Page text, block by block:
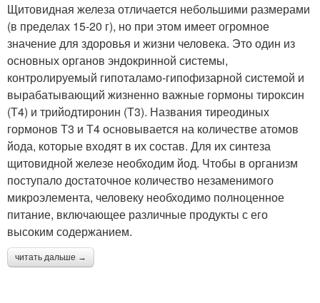
Щитовидная железа отличается небольшими размерами
(в пределах 15-20 г), но при этом имеет огромное
значение для здоровья и жизни человека. Это один из
основных органов эндокринной системы,
контролируемый гипоталамо-гипофизарной системой и
вырабатывающий жизненно важные гормоны тироксин
(Т4) и трийодтиронин (Т3). Названия тиреодиных
гормонов Т3 и Т4 основывается на количестве атомов
йода, которые входят в их состав. Для их синтеза
щитовидной железе необходим йод. Чтобы в организм
поступало достаточное количество незаменимого
микроэлемента, человеку необходимо полноценное
питание, включающее различные продукты с его
высоким содержанием.
читать дальше →